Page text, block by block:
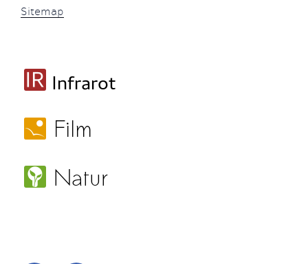
Sitemap